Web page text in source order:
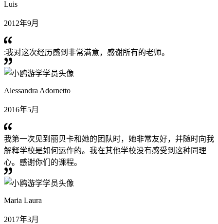
Luis
2012年9月
:我对这次经历感到非常满意，感谢所有的老师。
Alessandra Adornetto
2016年5月
我第一次见到丽贝卡和她的团队时，她非常友好，并随时向我
解释学校是如何运作的。我在其他学校没有感受到这种同理
心。感谢你们的课程。
Maria Laura
2017年3月